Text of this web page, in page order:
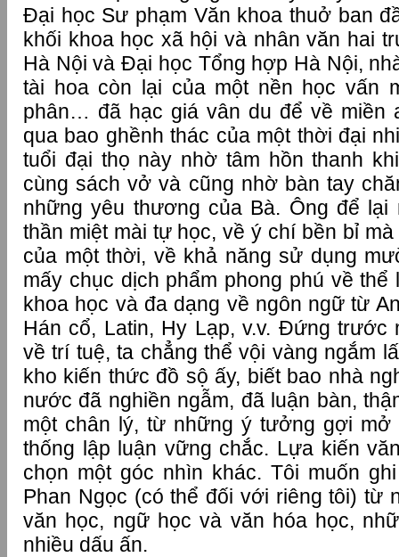
Đại học Sư phạm Văn khoa thuở ban
khối khoa học xã hội và nhân văn hai
Hà Nội và Đại học Tổng hợp Hà Nội,
tài hoa còn lại của một nền học vấn
phân… đã hạc giá vân du để về miền
qua bao ghềnh thác của một thời đại
tuổi đại thọ này nhờ tâm hồn thanh
cùng sách vở và cũng nhờ bàn tay
những yêu thương của Bà. Ông để lại
thần miệt mài tự học, về ý chí bền bỉ
của một thời, về khả năng sử dụng
mấy chục dịch phẩm phong phú về
khoa học và đa dạng về ngôn ngữ từ
Hán cổ, Latin, Hy Lạp, v.v. Đứng trước
về trí tuệ, ta chẳng thể vội vàng ngắm
kho kiến thức đồ sộ ấy, biết bao nhà
nước đã nghiền ngẫm, đã luận bàn,
một chân lý, từ những ý tưởng gợi
thống lập luận vững chắc. Lựa kiến
chọn một góc nhìn khác. Tôi muốn
Phan Ngọc (có thể đối với riêng tôi) từ
văn học, ngữ học và văn hóa học,
nhiều dấu ấn.